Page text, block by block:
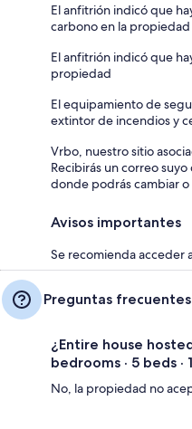
El anfitrión indicó que
carbono en la propiedad
El anfitrión indicó que
propiedad
El equipamiento de
extintor de incendios y
Vrbo, nuestro sitio
Recibirás un correo
donde podrás cambiar
Avisos importantes
Se recomienda acceder
Preguntas frecuentes
¿Entire house
bedrooms · 5 beds
No, la propiedad no